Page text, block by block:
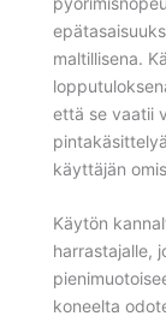
maltillisena.
että se vaatii
käyttäjän
Käytön
harrastajalle,
koneelta